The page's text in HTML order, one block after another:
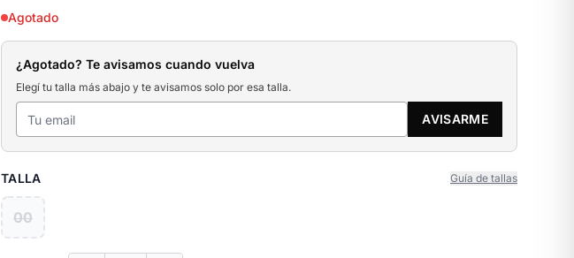
Agotado
¿Agotado? Te avisamos cuando vuelva
Elegí tu talla más abajo y te avisamos solo por esa talla.
AVISARME
TALLA Guía de tallas
00